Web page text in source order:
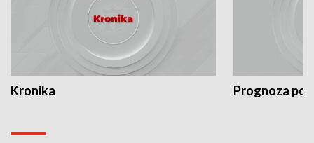
Kronika Prognoza